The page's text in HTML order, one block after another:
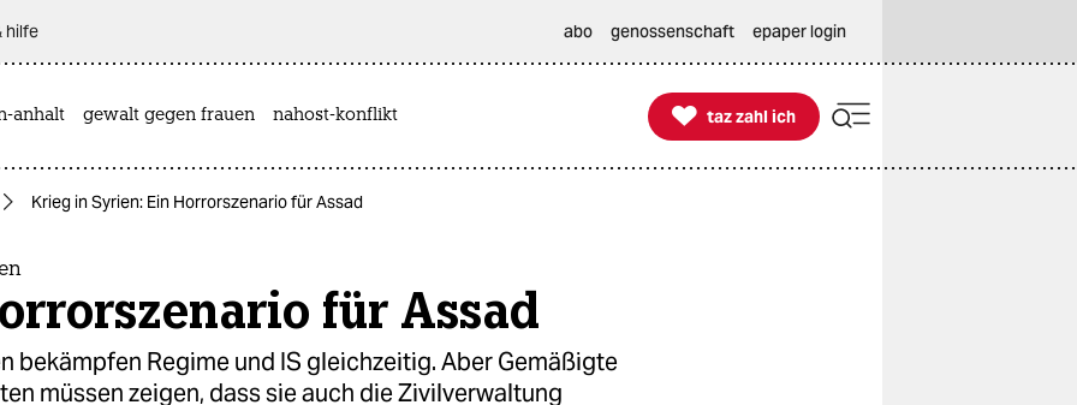
hilfe abo genossenschaft epaper login
anhalt gewalt gegen frauen nahost-konflikt 
taz zahl ich
taz zahl ich
Krieg in Syrien: Ein Horrorszenario für Assad
für Assad
bekämpfen Regime und IS gleichzeitig. Aber Gemäßigte
müssen zeigen, dass sie auch die Zivilverwaltung